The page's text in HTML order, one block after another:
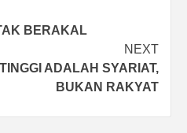
BERAKAL
NEXT
ADALAH SYARIAT,
BUKAN RAKYAT